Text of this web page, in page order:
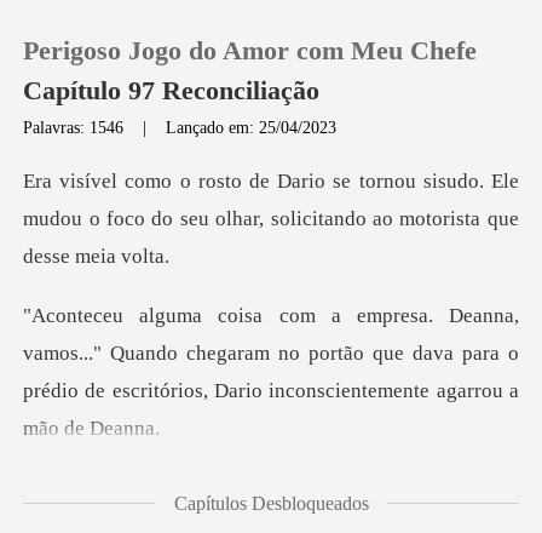
0
Loja
Histórico
Sair
Perigoso Jogo do Amor com Meu Chefe
Capítulo 97 Reconciliação
Palavras: 1546 |Lançado em: 25/04/2023
sisudo. Ele
mudou o foco do seu olhar, sol
Quando chegaram no portão que dava para o
prédio de escri
Capítulos Desbloqueados